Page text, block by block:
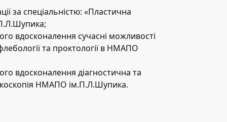
за спеціальністю: «Пластична
вдосконалення сучасні можливості
та проктології в НМАПО
вдосконалення діагностична та
НМАПО ім.П.Л.Шупика.